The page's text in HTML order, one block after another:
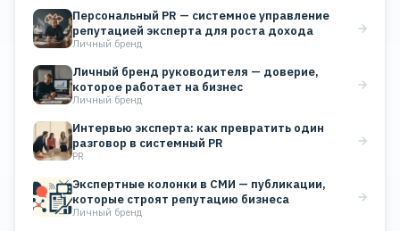
Персональный PR — системное управление
репутацией эксперта для роста дохода
Личный бренд
Личный бренд руководителя — доверие,
которое работает на бизнес
Личный бренд
Интервью эксперта: как превратить один
разговор в системный PR
PR
Экспертные колонки в СМИ — публикации,
которые строят репутацию бизнеса
Личный бренд